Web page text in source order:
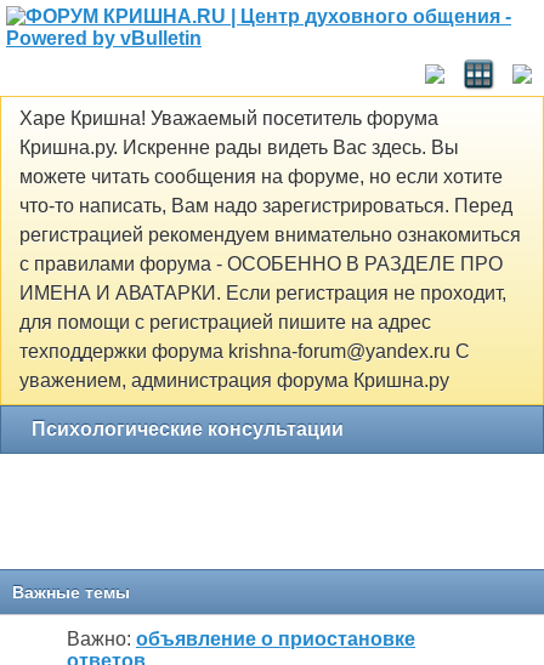
Харе Кришна! Уважаемый посетитель форума
Кришна.ру. Искренне рады видеть Вас здесь. Вы
можете читать сообщения на форуме, но если хотите
что-то написать, Вам надо зарегистрироваться. Перед
регистрацией рекомендуем внимательно ознакомиться
с правилами форума - ОСОБЕННО В РАЗДЕЛЕ ПРО
ИМЕНА И АВАТАРКИ. Если регистрация не проходит,
для помощи с регистрацией пишите на адрес
техподдержки форума krishna-forum@yandex.ru С
уважением, администрация форума Кришна.ру
Психологические консультации
Важные темы
Важно: объявление о приостановке
ответов